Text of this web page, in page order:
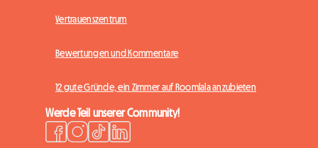
Vertrauenszentrum
Bewertungen und Kommentare
12 gute Gründe, ein Zimmer auf Roomlala anzubieten
Werde Teil unserer Community!